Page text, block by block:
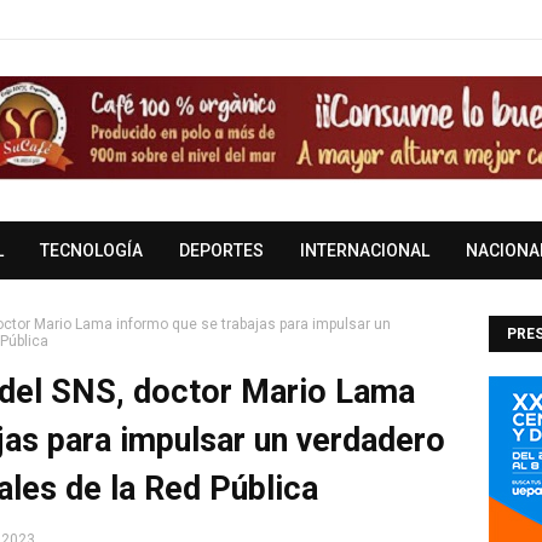
TECNOLOGÍA DEPORTES INTERNACIONAL
Mario Lama informo que se trabajas para impulsar un
SNS, doctor Mario Lama
para impulsar un verdadero
de la Red Pública